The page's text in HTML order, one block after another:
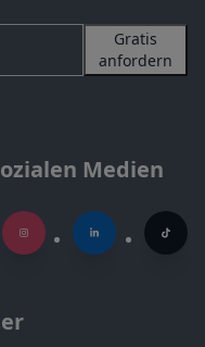
Gratis
anfordern
Medien